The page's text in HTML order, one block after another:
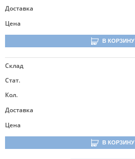
Доставка
Цена
В КОРЗИНУ
Склад
Стат.
Кол.
Доставка
Цена
В КОРЗИНУ